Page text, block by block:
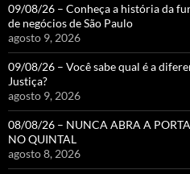
09/08/26 – Conheça a história da
de negócios de São Paulo
agosto 9, 2026
09/08/26 – Você sabe qual é a
Justiça?
agosto 9, 2026
08/08/26 – NUNCA ABRA A
NO QUINTAL
agosto 8, 2026